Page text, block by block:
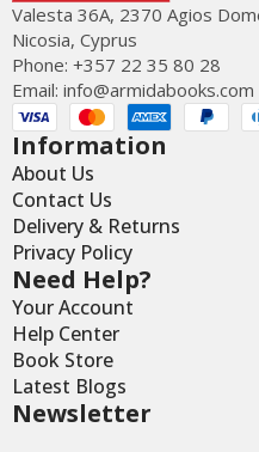
Valesta 36Α, 2370 Agios
Nicosia, Cyprus
Phone: +357 22 35 80 28
Email: info@armidabooks.com
Information
About Us
Contact Us
Delivery & Returns
Privacy Policy
Need Help?
Your Account
Help Center
Book Store
Latest Blogs
Newsletter